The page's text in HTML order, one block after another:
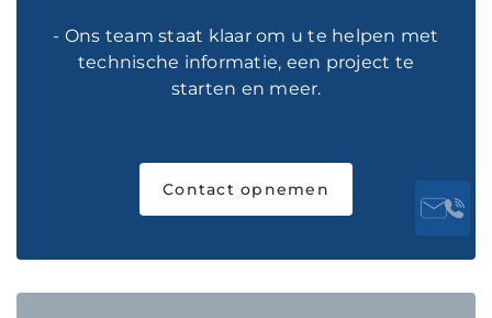
- Ons team staat klaar om u te helpen met
technische informatie, een project te
starten en meer.
Contact opnemen